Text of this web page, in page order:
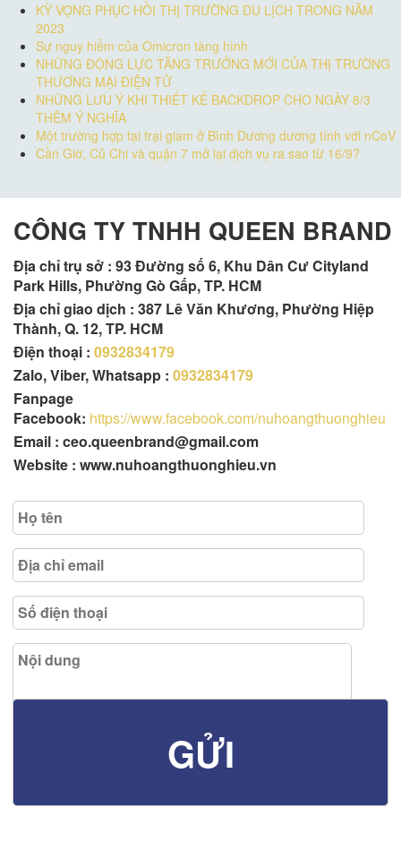
KỲ VỌNG PHỤC HỒI THỊ TRƯỜNG DU LỊCH TRONG NĂM
2023
Sự nguy hiểm của Omicron tàng hình
NHỮNG ĐỘNG LỰC TĂNG TRƯỞNG MỚI CỦA THỊ TRƯỜNG
THƯƠNG MẠI ĐIỆN TỬ
NHỮNG LƯU Ý KHI THIẾT KẾ BACKDROP CHO NGÀY 8/3
THÊM Ý NGHĨA
Một trường hợp tại trại giam ở Bình Dương dương tính với nCoV
Cần Giờ, Củ Chi và quận 7 mở lại dịch vụ ra sao từ 16/9?
CÔNG TY TNHH QUEEN BRAND
Địa chỉ trụ sở : 93 Đường số 6, Khu Dân Cư Cityland
Park Hills, Phường Gò Gấp, TP. HCM
Địa chỉ giao dịch : 387 Lê Văn Khương, Phường Hiệp
Thành, Q. 12, TP. HCM
Điện thoại : 0932834179
Zalo, Viber, Whatsapp : 0932834179
Fanpage
Facebook: https://www.facebook.com/nuhoangthuonghieu
Email : ceo.queenbrand@gmail.com
Website : www.nuhoangthuonghieu.vn